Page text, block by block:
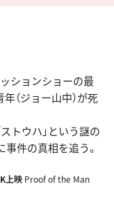
ションショーの最
（ジョー山中）が死
トウハ」という謎の
件の真相を追う。
上映 Proof of the Man